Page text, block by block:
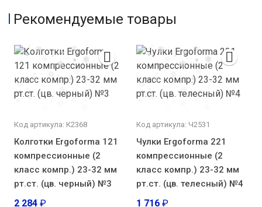
Рекомендуемые товары
Код артикула: К2368
Колготки Ergoforma 121
компрессионные (2
класс компр.) 23-32 мм
рт.ст. (цв. черный) №3
2 284 ₽
Код артикула: Ч2531
Чулки Ergoforma 221
компрессионные (2
класс компр.) 23-32 мм
рт.ст. (цв. телесный) №4
1 716 ₽